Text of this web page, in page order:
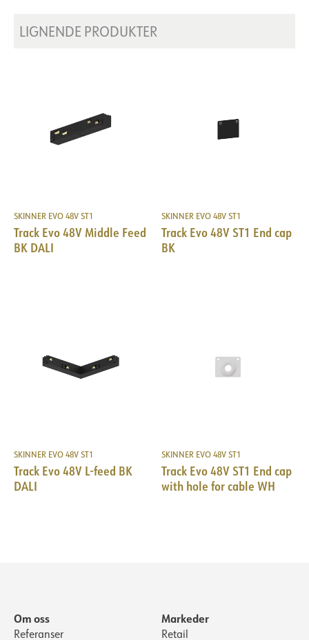
LIGNENDE PRODUKTER
SKINNER EVO 48V ST1
Track Evo 48V Middle Feed
BK DALI
SKINNER EVO 48V ST1
Track Evo 48V ST1 End cap
BK
SKINNER EVO 48V ST1
Track Evo 48V L-feed BK
DALI
SKINNER EVO 48V ST1
Track Evo 48V ST1 End cap
with hole for cable WH
Om oss
Referanser
Markeder
Retail